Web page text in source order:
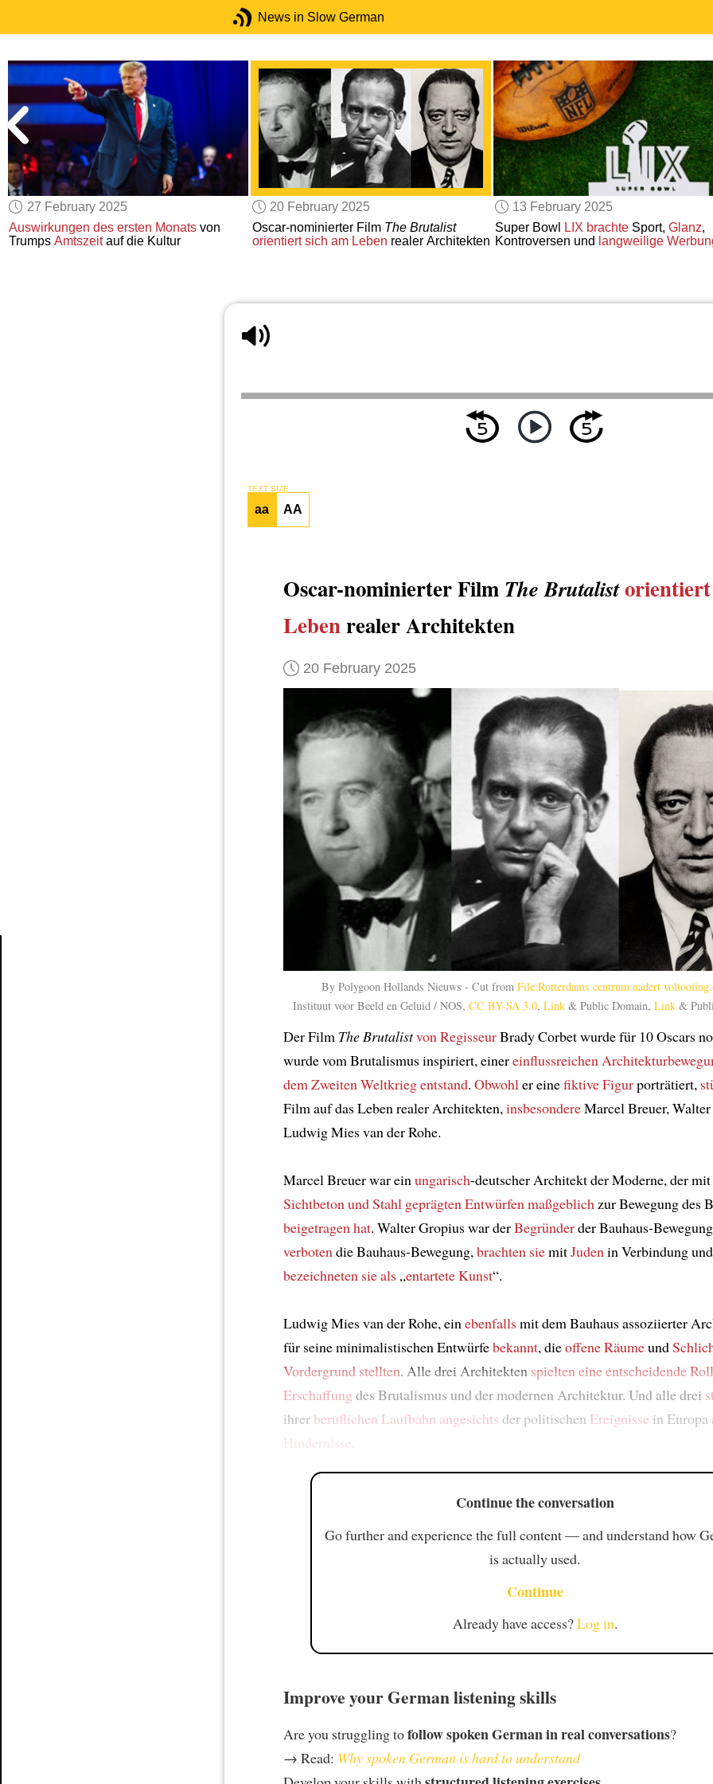
News in Slow German
27 February 2025
Auswirkungen des ersten Monats von
TrumpsAmtszeitauf die Kultur
20 February 2025
Oscar-nominierter Film The Brutalist
orientiert sich am Leben realer Architekten
13 February 2025
Super Bowl LIX brachteSport, Glanz,
Kontroversen und langweilige
TEXT SIZE
aa AA
Oscar-nominierter Film The Brutalist
Lebenrealer Architekten
20 February 2025
By Polygoon Hollands Nieuws - Cut from File:Rotterdams centrum nadert
Instituut voor Beeld en Geluid / NOS, CC BY-SA 3.0, Link & Public Domain, Link &
Der Film The Brutalistvon RegisseurBrady Corbet wurde für 10 Oscars
wurde vom Brutalismus inspiriert, einereinflussreichen
dem Zweiten Weltkriegentstand. Obwohler einefiktive Figurporträtiert,
Film auf das Leben realer Architekten,insbesondereMarcel Breuer,
Ludwig Mies van der Rohe.
Marcel Breuer war einungarisch-deutscher Architekt der Moderne, der mit
Sichtbeton und Stahl geprägtenEntwürfenmaßgeblichzur Bewegung des
beigetragen hat. Walter Gropius war derBegründerder Bauhaus-
verbotendie Bauhaus-Bewegung,brachten siemitJudenin Verbindung und
bezeichneten sie als „entartete Kunst“.
Ludwig Mies van der Rohe, einebenfallsmit dem Bauhaus assoziierter
für seine minimalistischen Entwürfebekannt, dieoffene Räumeund
Vordergrund stellten. Alle drei Architekten spielten eine entscheidende
Erschaffungdes Brutalismus und der modernen Architektur. Und alle drei
ihrer beruflichen Laufbahn angesichts der politischen Ereignisse in Europa
Hindernisse
Continue the conversation
Go further and experience the full content — and understand how
is actually used.
Continue
Already have access?Log in.
Improve your German listening skills
Are you struggling tofollow spoken German in real conversations?
→ Read: Why spoken German is hard to understand